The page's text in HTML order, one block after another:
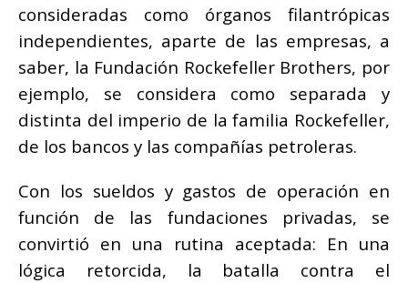
consideradas como órganos filantrópicas
independientes, aparte de las empresas, a
saber, la Fundación Rockefeller Brothers, por
ejemplo, se considera como separada y
distinta del imperio de la familia Rockefeller,
de los bancos y las compañías petroleras.
Con los sueldos y gastos de operación en
función de las fundaciones privadas, se
convirtió en una rutina aceptada: En una
lógica retorcida, la batalla contra el